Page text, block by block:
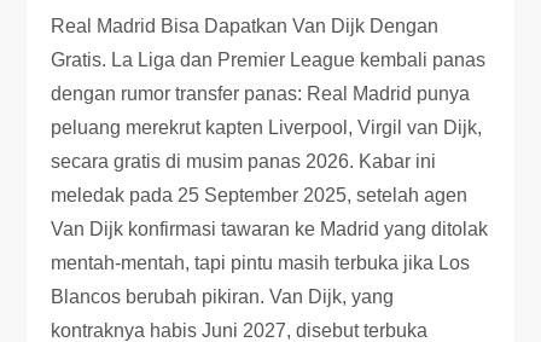
Real Madrid Bisa Dapatkan Van Dijk Dengan
Gratis. La Liga dan Premier League kembali panas
dengan rumor transfer panas: Real Madrid punya
peluang merekrut kapten Liverpool, Virgil van Dijk,
secara gratis di musim panas 2026. Kabar ini
meledak pada 25 September 2025, setelah agen
Van Dijk konfirmasi tawaran ke Madrid yang ditolak
mentah-mentah, tapi pintu masih terbuka jika Los
Blancos berubah pikiran. Van Dijk, yang
kontraknya habis Juni 2027, disebut terbuka